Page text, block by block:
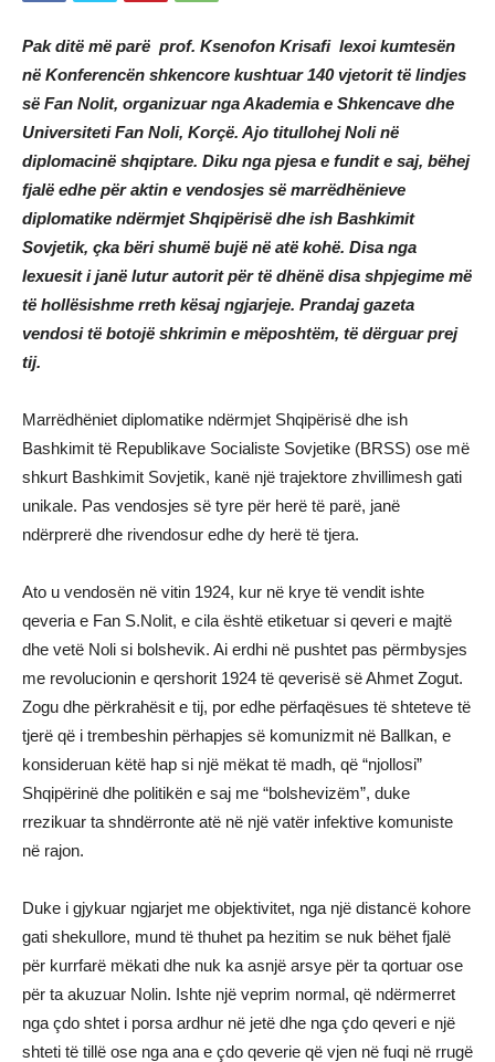
Pak ditë më parë prof. Ksenofon Krisafi lexoi kumtesën
në Konferencën shkencore kushtuar 140 vjetorit të lindjes
së Fan Nolit, organizuar nga Akademia e Shkencave dhe
Universiteti Fan Noli, Korçë. Ajo titullohej Noli në
diplomacinë shqiptare. Diku nga pjesa e fundit e saj, bëhej
fjalë edhe për aktin e vendosjes së marrëdhënieve
diplomatike ndërmjet Shqipërisë dhe ish Bashkimit
Sovjetik, çka bëri shumë bujë në atë kohë. Disa nga
lexuesit i janë lutur autorit për të dhënë disa shpjegime më
të hollësishme rreth kësaj ngjarjeje. Prandaj gazeta
vendosi të botojë shkrimin e mëposhtëm, të dërguar prej
tij.
Marrëdhëniet diplomatike ndërmjet Shqipërisë dhe ish
Bashkimit të Republikave Socialiste Sovjetike (BRSS) ose më
shkurt Bashkimit Sovjetik, kanë një trajektore zhvillimesh gati
unikale. Pas vendosjes së tyre për herë të parë, janë
ndërprerë dhe rivendosur edhe dy herë të tjera.
Ato u vendosën në vitin 1924, kur në krye të vendit ishte
qeveria e Fan S.Nolit, e cila është etiketuar si qeveri e majtë
dhe vetë Noli si bolshevik. Ai erdhi në pushtet pas përmbysjes
me revolucionin e qershorit 1924 të qeverisë së Ahmet Zogut.
Zogu dhe përkrahësit e tij, por edhe përfaqësues të shteteve të
tjerë që i trembeshin përhapjes së komunizmit në Ballkan, e
konsideruan këtë hap si një mëkat të madh, që “njollosi”
Shqipërinë dhe politikën e saj me “bolshevizëm”, duke
rrezikuar ta shndërronte atë në një vatër infektive komuniste
në rajon.
Duke i gjykuar ngjarjet me objektivitet, nga një distancë kohore
gati shekullore, mund të thuhet pa hezitim se nuk bëhet fjalë
për kurrfarë mëkati dhe nuk ka asnjë arsye për ta qortuar ose
për ta akuzuar Nolin. Ishte një veprim normal, që ndërmerret
nga çdo shtet i porsa ardhur në jetë dhe nga çdo qeveri e një
shteti të tillë ose nga ana e çdo qeverie që vjen në fuqi në rrugë